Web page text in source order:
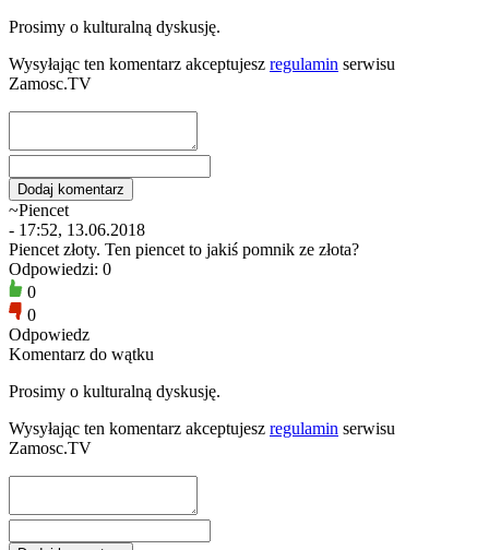
Prosimy o kulturalną dyskusję.
Wysyłając ten komentarz akceptujesz regulamin serwisu
Zamosc.TV
~Piencet
- 17:52, 13.06.2018
Piencet złoty. Ten piencet to jakiś pomnik ze złota?
Odpowiedzi: 0
0
0
Odpowiedz
Komentarz do wątku
Prosimy o kulturalną dyskusję.
Wysyłając ten komentarz akceptujesz regulamin serwisu
Zamosc.TV